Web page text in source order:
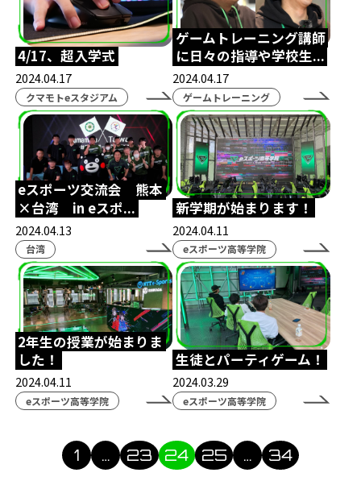
ハーバーラウンジ
ハマフェス
横浜
eスポーツ協会
木村県知事
開校式
くまモン
ガリットチュウ
スザンヌ
第五人格
REJECT
Arneb
生徒インタビュー
天才こまる
アソビマクレ
国際交流
英語
親睦会
テキサスクリスチャン大学
eスポーツ英会話
ゲームトレーニング
GT 超入学式
eスポーツ交流
LoL
大会観戦
パブリックビューイング
太鼓の達人
ぷよぷよ
入間市 自治体
ボランティア
Apex Legends
東京大学 UTeS
防音室
博多
九州 福岡
博多マルイ
ハリーポッター
アラジン
劇
4/17、超入学式
2024.04.17
クマモトeスタジアム
ゲームトレーニング講師
に日々の指導や学校生...
2024.04.17
ゲームトレーニング
eスポーツ交流会 熊本
×台湾 in eスポ...
2024.04.13
台湾
新学期が始まります！
2024.04.11
eスポーツ高等学院
2年生の授業が始まりま
した！
2024.04.11
eスポーツ高等学院
生徒とパーティゲーム！
2024.03.29
eスポーツ高等学院
1 … 23 24 25 … 34